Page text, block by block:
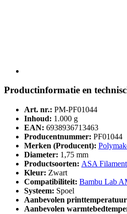
Productinformatie en
Art. nr.: PM-PF01044
Inhoud: 1.000 g
EAN: 6938936713463
Producentnummer: PF01044
Merken (Producent):
Diameter: 1,75 mm
Productsoorten: ASA Filament
Kleur: Zwart
Compatibiliteit: Bambu Lab
Systeem: Spoel
Aanbevolen
Aanbevolen